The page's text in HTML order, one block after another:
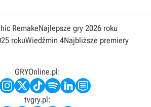
RemakeNajlepsze gry 2026 roku
rokuWiedźmin 4Najbliższe premiery
GRYOnline.pl:
tvgry.pl: